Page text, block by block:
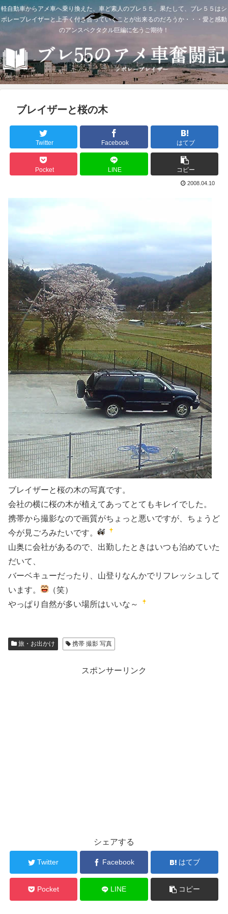
軽自動車からアメ車へ乗り換えた、車ど素人のブレ５５。果たして、ブレ５５はシ
ボレーブレイザーと上手く付き合っていくことが出来るのだろうか・・・愛と感動
のアンスペクタクル巨編に乞うご期待！
ブレイザーと桜の木
Twitter Facebook はてブ
Pocket LINE コピー
2008.04.10
ブレイザーと桜の木の写真です。
会社の横に桜の木が植えてあってとてもキレイでした。
携帯から撮影なので画質がちょっと悪いですが、ちょうど
今が見ごろみたいです。
山奥に会社があるので、出勤したときはいつも泊めていた
だいて、
バーベキューだったり、山登りなんかでリフレッシュして
います。
（笑）
やっぱり自然が多い場所はいいな～
旅・お出かけ 携帯 撮影 写真
スポンサーリンク
シェアする
Twitter Facebook はてブ
Pocket LINE コピー